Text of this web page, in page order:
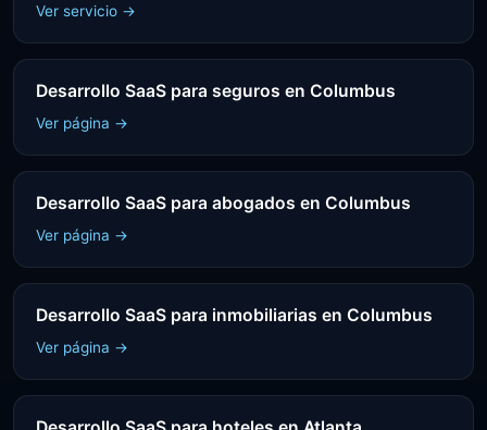
Ver servicio →
Desarrollo SaaS para seguros en Columbus
Ver página →
Desarrollo SaaS para abogados en Columbus
Ver página →
Desarrollo SaaS para inmobiliarias en Columbus
Ver página →